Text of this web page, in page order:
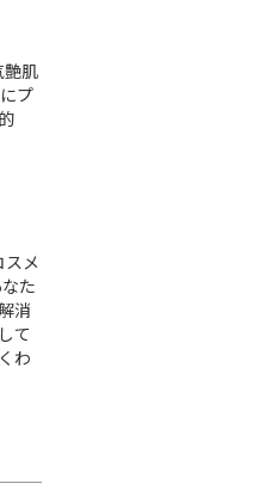
艶肌
プ
スメ
た
消
て
わ